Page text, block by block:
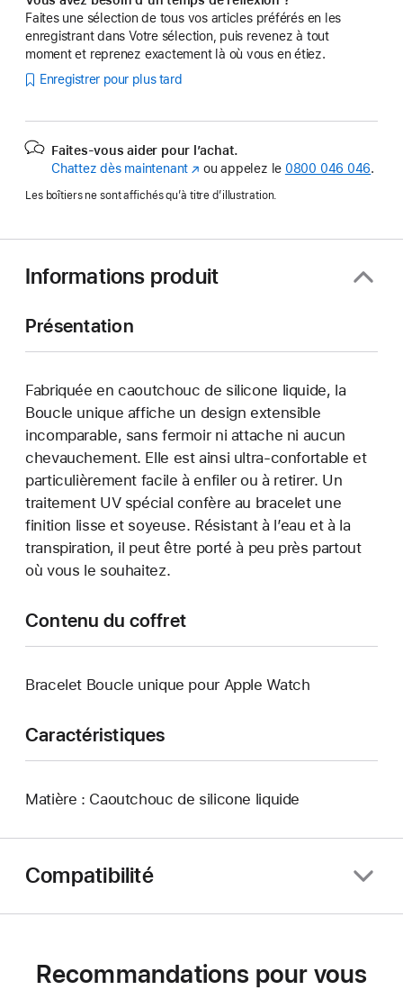
Faites une sélection de tous vos articles préférés en les
enregistrant dans Votre sélection, puis revenez à tout
moment et reprenez exactement là où vous en étiez.
Enregistrer pour plus tard
Faites-vous aider pour l’achat.
Chattez dès maintenant (s’ouvre
une
fenêtre)
ou appelez le 0800 046 046.
Les boîtiers ne sont affichés qu’à titre d’illustration.
Informations produit
Présentation
Fabriquée en caoutchouc de silicone liquide, la
Boucle unique affiche un design extensible
incomparable, sans fermoir ni attache ni aucun
chevauchement. Elle est ainsi ultra-confortable et
particulièrement facile à enfiler ou à retirer. Un
traitement UV spécial confère au bracelet une
finition lisse et soyeuse. Résistant à l’eau et à la
transpiration, il peut être porté à peu près partout
où vous le souhaitez.
Contenu du coffret
Bracelet Boucle unique pour Apple Watch
Caractéristiques
Matière : Caoutchouc de silicone liquide
Compatibilité
Recommandations pour vous